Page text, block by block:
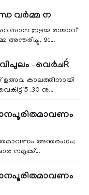
വര്‍മ്മ ന
അവസാന ഇളയ രാജാവ്
അന്തരിച്ചു. 91
–വെര്‍ചŔ
കാലത്തിനായി
5 .30 നു
നട തുറന്നു
കേരള പോലീസ്
അന്തരംഗം;
നമുക്ക്
സസ്യ ശ്യാമള, കേര
സ്വന്തം
തികയുന്നു.